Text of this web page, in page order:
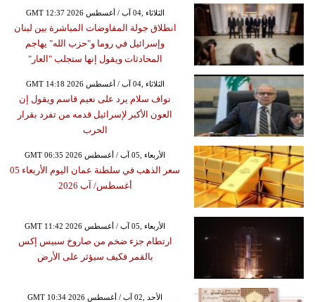
GMT 12:37 2026 الثلاثاء ,04 آب / أغسطس
انطلاق جولة المفاوضات المباشرة بين لبنان
وإسرائيل في روما و"حزب الله" يهاجم
المحادثات ويقول إنها ستجلب "العار"
GMT 14:18 2026 الثلاثاء ,04 آب / أغسطس
نواف سلام يرد على نعيم قاسم ويقول إن
العون الأكبر لإسرائيل قدمه من تفرد بقرار
الحرب
GMT 06:35 2026 الأربعاء ,05 آب / أغسطس
سعر الذهب في سلطنة عمان اليوم الأربعاء 05
أغسطس/ آب 2026
GMT 11:42 2026 الأربعاء ,05 آب / أغسطس
ارتطام جزء ضخم من صاروخ سبيس إكس
بالقمر فكيف سيؤثر على الأرض
GMT 10:34 2026 الأحد ,02 آب / أغسطس